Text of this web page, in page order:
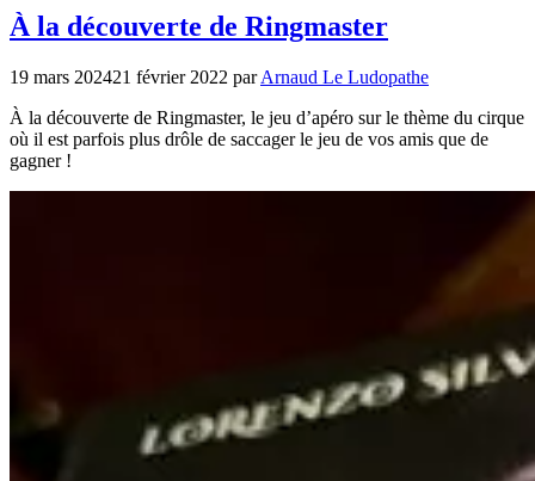
À la découverte de Ringmaster
19 mars 202421 février 2022 parArnaud Le Ludopathe
À la découverte de Ringmaster, le jeu d’apéro sur le thème du cirque
où il est parfois plus drôle de saccager le jeu de vos amis que de
gagner !